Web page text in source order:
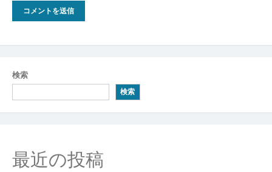
検索
検索
最近の投稿